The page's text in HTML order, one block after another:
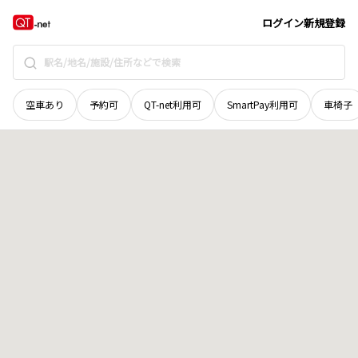
ログイン新規登録
空車あり 予約可 QT-net利用可 SmartPay利用可 車椅子
山口県